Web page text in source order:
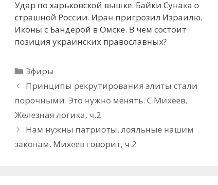
Удар по харьковской вышке. Байки Сунака о
страшной России. Иран пригрозил Израилю.
Иконы с Бандерой в Омске. В чём состоит
позиция украинских православных?
Рубрики
Эфиры
Принципы рекрутирования элиты стали
порочными. Это нужно менять. С.Михеев,
Железная логика, ч.2
Нам нужны патриоты, лояльные нашим
законам. Михеев говорит, ч.2